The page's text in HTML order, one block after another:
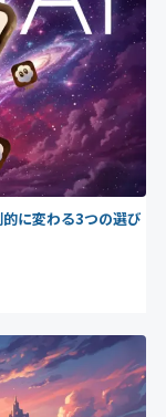
に変わる3つの選び